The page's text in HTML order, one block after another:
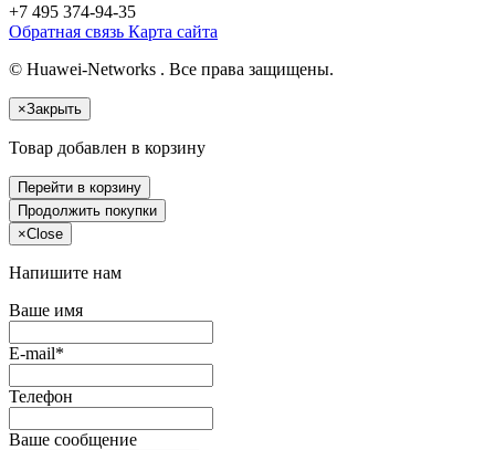
+7 495 374-94-35
Обратная связь Карта сайта
© Huawei-Networks . Все права защищены.
×Закрыть
Товар добавлен в корзину
Перейти в корзину
Продолжить покупки
×Close
Напишите нам
Ваше имя
E-mail*
Телефон
Ваше сообщение